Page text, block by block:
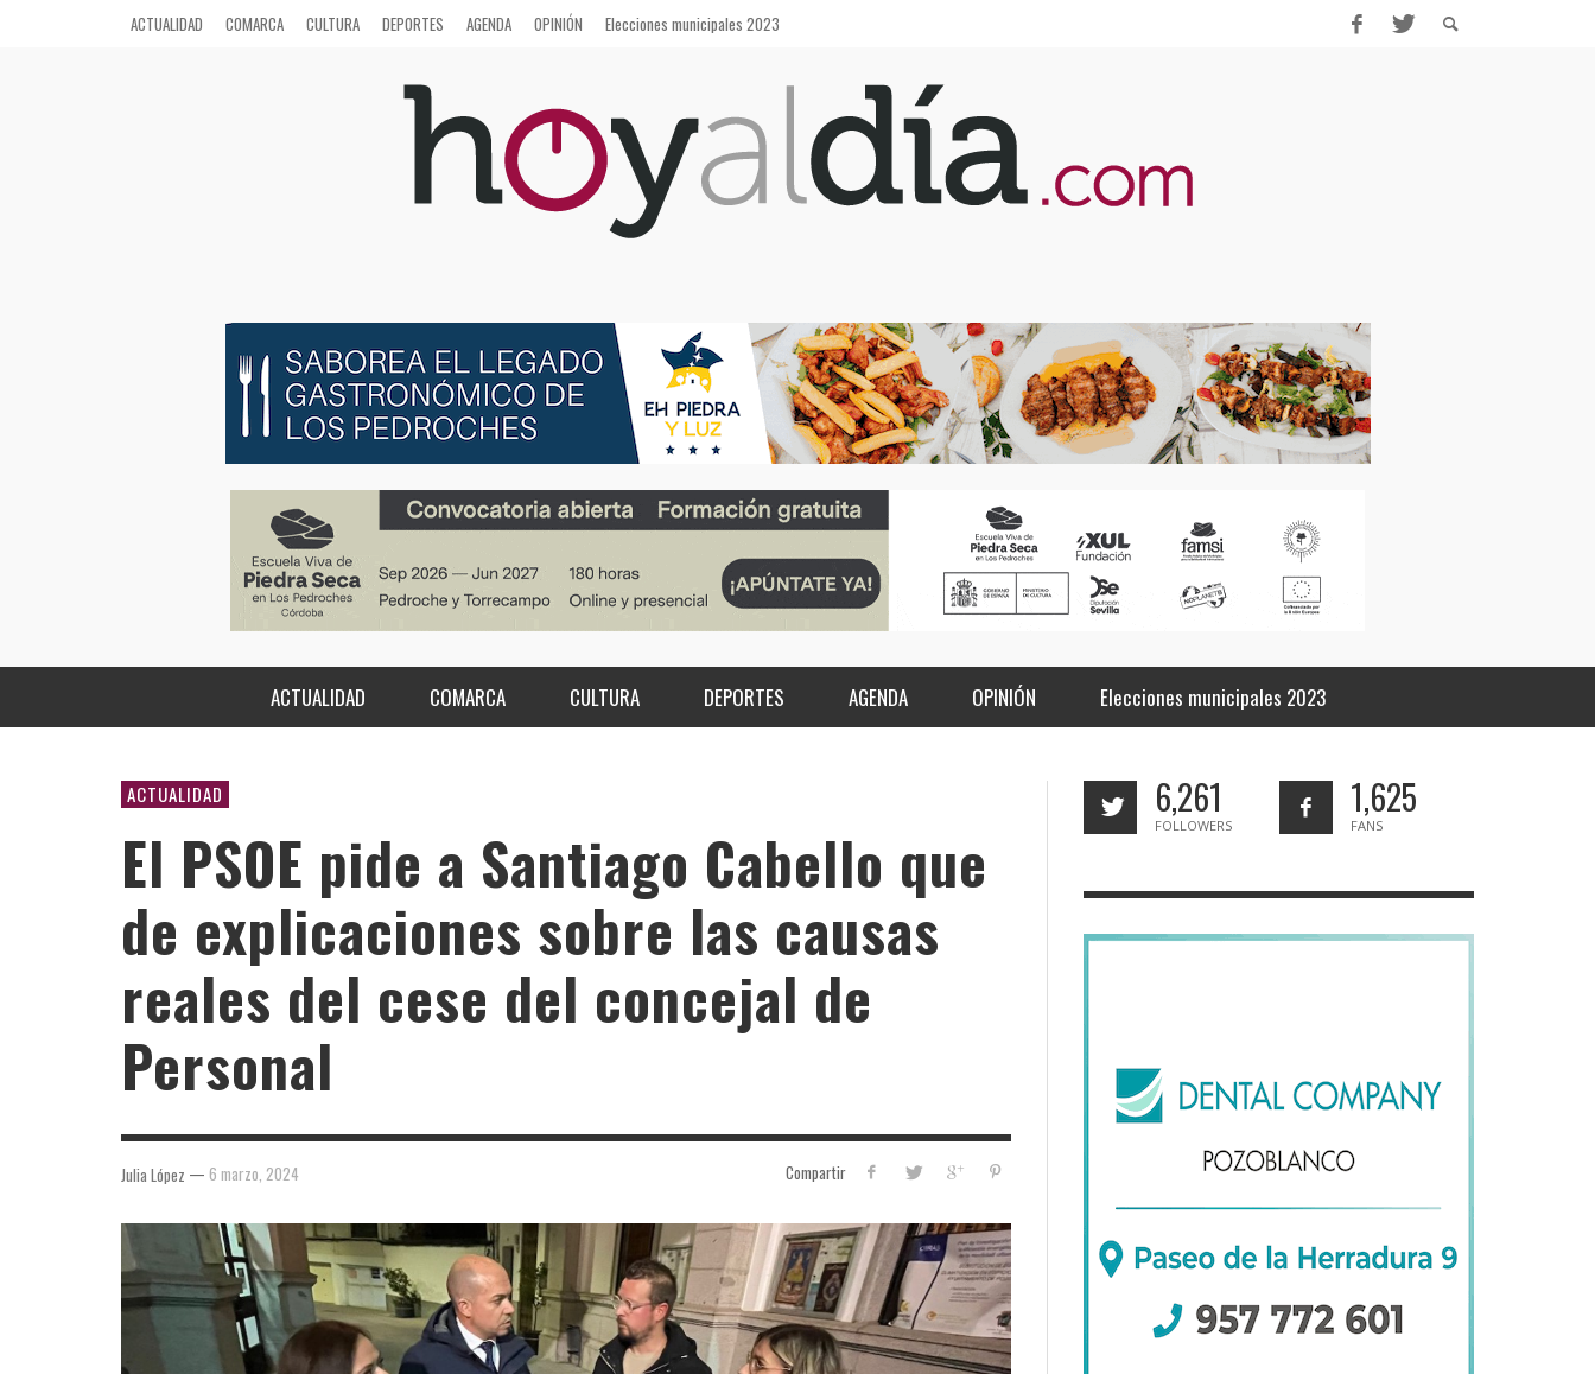
ACTUALIDAD COMARCA CULTURA DEPORTES AGENDA OPINIÓN Elecciones municipales 2023
ACTUALIDAD COMARCA CULTURA DEPORTES AGENDA OPINIÓN Elecciones municipales 2023
ACTUALIDAD
El PSOE pide a Santiago Cabello que
de explicaciones sobre las causas
reales del cese del concejal de
Personal
Compartir
Julia López — 6 marzo, 2024
6,261
FOLLOWERS
1,625
FANS